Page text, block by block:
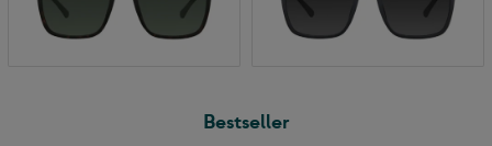
Bestseller